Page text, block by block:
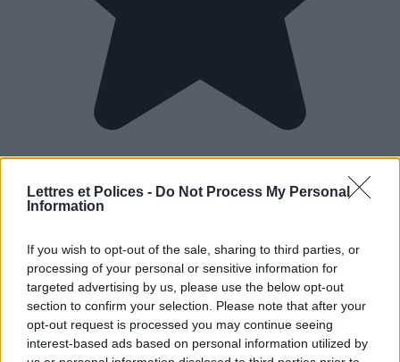
Lettres et Polices - Do Not Process My Personal
Information
If you wish to opt-out of the sale, sharing to third parties, or
processing of your personal or sensitive information for
targeted advertising by us, please use the below opt-out
section to confirm your selection. Please note that after your
opt-out request is processed you may continue seeing
interest-based ads based on personal information utilized by